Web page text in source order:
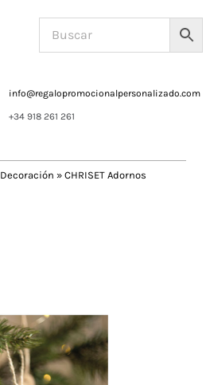
info@regalopromocionalpersonalizado.com
+34 918 261 261
Decoración » CHRISET Adornos